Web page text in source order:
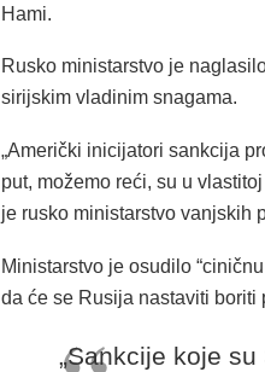
Hami.
Rusko ministarstvo je
sirijskim vladinim snagama.
„Američki inicijatori sankcija
put, možemo reći, su u
je rusko ministarstvo vanjskih
Ministarstvo je osudilo
da će se Rusija nastaviti boriti
„Sankcije koje